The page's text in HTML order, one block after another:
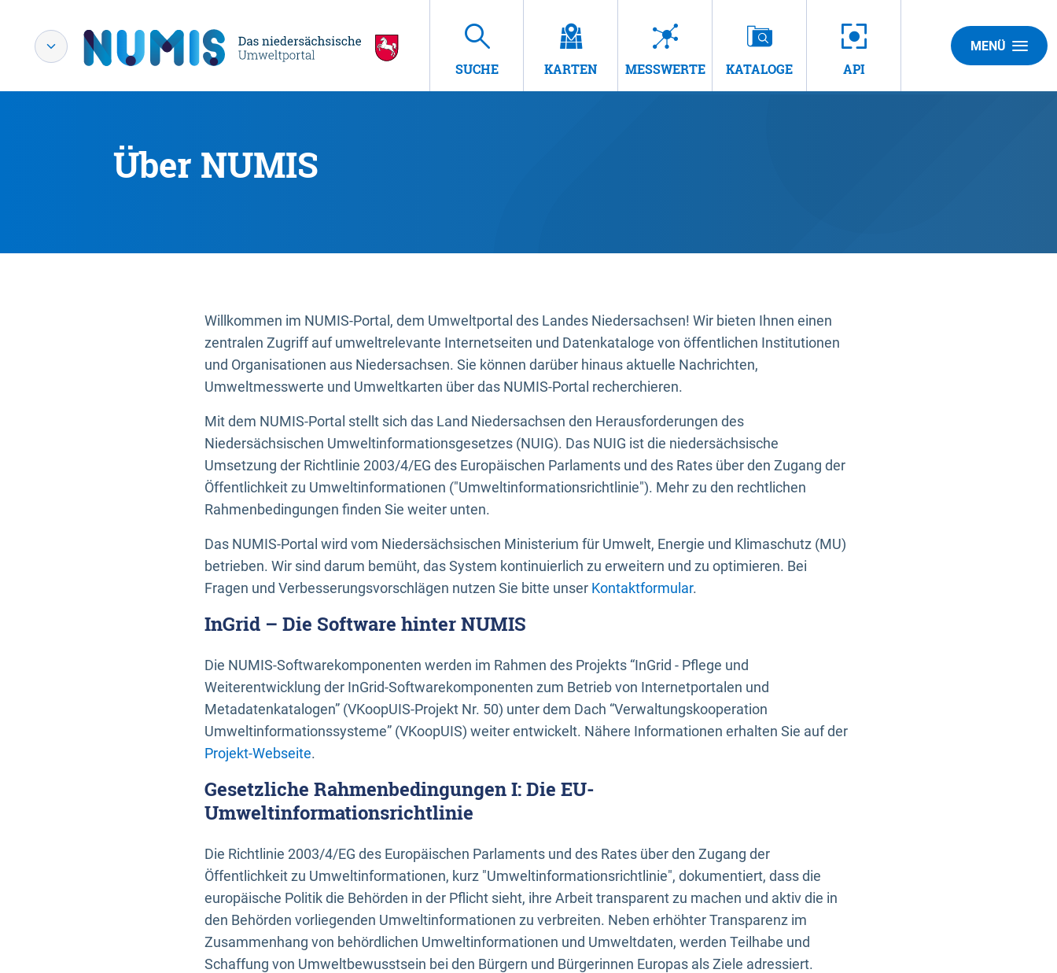
SUCHE KARTEN MESSWERTE KATALOGE API
MENÜ
Über NUMIS
Willkommen im NUMIS-Portal, dem Umweltportal des Landes Niedersachsen! Wir bieten Ihnen einen
zentralen Zugriff auf umweltrelevante Internetseiten und Datenkataloge von öffentlichen Institutionen
und Organisationen aus Niedersachsen. Sie können darüber hinaus aktuelle Nachrichten,
Umweltmesswerte und Umweltkarten über das NUMIS-Portal recherchieren.
Mit dem NUMIS-Portal stellt sich das Land Niedersachsen den Herausforderungen des
Niedersächsischen Umweltinformationsgesetzes (NUIG). Das NUIG ist die niedersächsische
Umsetzung der Richtlinie 2003/4/EG des Europäischen Parlaments und des Rates über den Zugang der
Öffentlichkeit zu Umweltinformationen ("Umweltinformationsrichtlinie"). Mehr zu den rechtlichen
Rahmenbedingungen finden Sie weiter unten.
Das NUMIS-Portal wird vom Niedersächsischen Ministerium für Umwelt, Energie und Klimaschutz (MU)
betrieben. Wir sind darum bemüht, das System kontinuierlich zu erweitern und zu optimieren. Bei
Fragen und Verbesserungsvorschlägen nutzen Sie bitte unser Kontaktformular.
InGrid – Die Software hinter NUMIS
Die NUMIS-Softwarekomponenten werden im Rahmen des Projekts “InGrid - Pflege und
Weiterentwicklung der InGrid-Softwarekomponenten zum Betrieb von Internetportalen und
Metadatenkatalogen” (VKoopUIS-Projekt Nr. 50) unter dem Dach “Verwaltungskooperation
Umweltinformationssysteme” (VKoopUIS) weiter entwickelt. Nähere Informationen erhalten Sie auf der
Projekt-Webseite.
Gesetzliche Rahmenbedingungen I: Die EU-
Umweltinformationsrichtlinie
Die Richtlinie 2003/4/EG des Europäischen Parlaments und des Rates über den Zugang der
Öffentlichkeit zu Umweltinformationen, kurz "Umweltinformationsrichtlinie", dokumentiert, dass die
europäische Politik die Behörden in der Pflicht sieht, ihre Arbeit transparent zu machen und aktiv die in
den Behörden vorliegenden Umweltinformationen zu verbreiten. Neben erhöhter Transparenz im
Zusammenhang von behördlichen Umweltinformationen und Umweltdaten, werden Teilhabe und
Schaffung von Umweltbewusstsein bei den Bürgern und Bürgerinnen Europas als Ziele adressiert.